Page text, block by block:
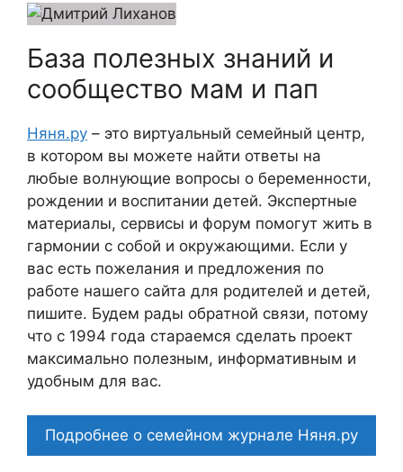
База полезных знаний и
сообщество мам и пап
Няня.ру – это виртуальный семейный центр,
в котором вы можете найти ответы на
любые волнующие вопросы о беременности,
рождении и воспитании детей. Экспертные
материалы, сервисы и форум помогут жить в
гармонии с собой и окружающими. Если у
вас есть пожелания и предложения по
работе нашего сайта для родителей и детей,
пишите. Будем рады обратной связи, потому
что c 1994 года стараемся сделать проект
максимально полезным, информативным и
удобным для вас.
Подробнее о семейном журнале Няня.ру